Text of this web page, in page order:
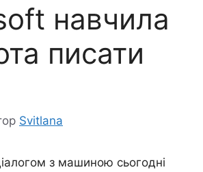
навчила
писати
Svitlana
з машиною сьогодні